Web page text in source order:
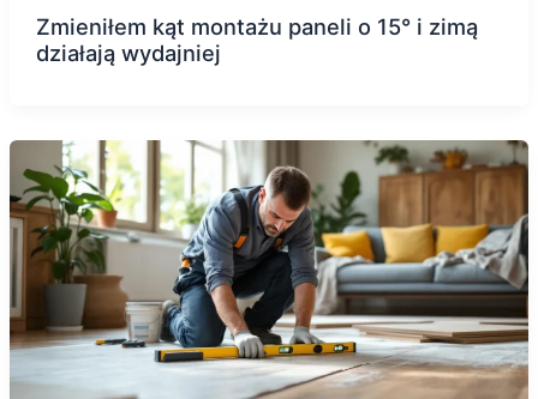
Zmieniłem kąt montażu paneli o 15° i zimą
działają wydajniej